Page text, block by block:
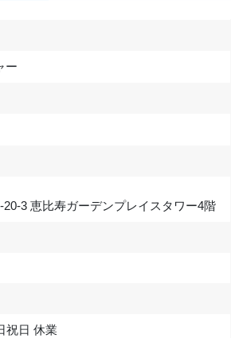
ー
3 恵比寿ガーデンプレイスタワー4階
祝日 休業